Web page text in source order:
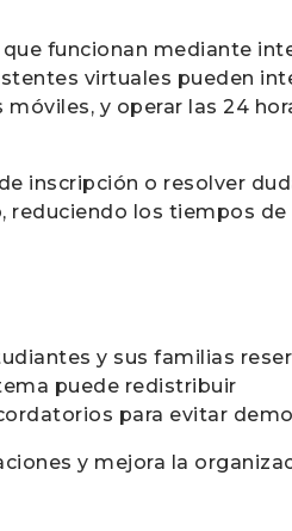
que funcionan mediante
virtuales pueden
y operar las 24
inscripción o resolver
reduciendo los tiempos de
y sus familias
puede redistribuir
para evitar
y mejora la